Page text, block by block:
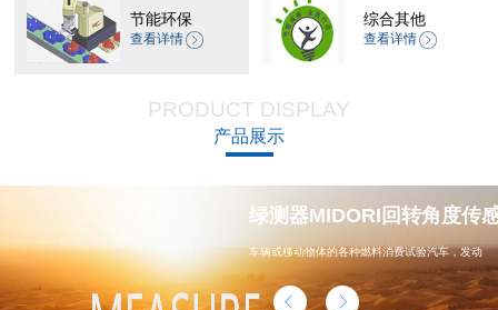
节能环保
查看详情
综合其他
查看详情
PRODUCT DISPLAY
产品展示
绿测器MIDORI回转角度传
车辆或移动物体的各种燃料消费试验汽车，发动
机，汽车配件，能源